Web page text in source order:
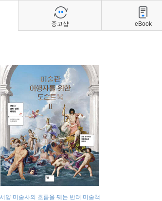
서양 미술사의 흐름을 꿰는 반려 미술책
중고샵 eBook